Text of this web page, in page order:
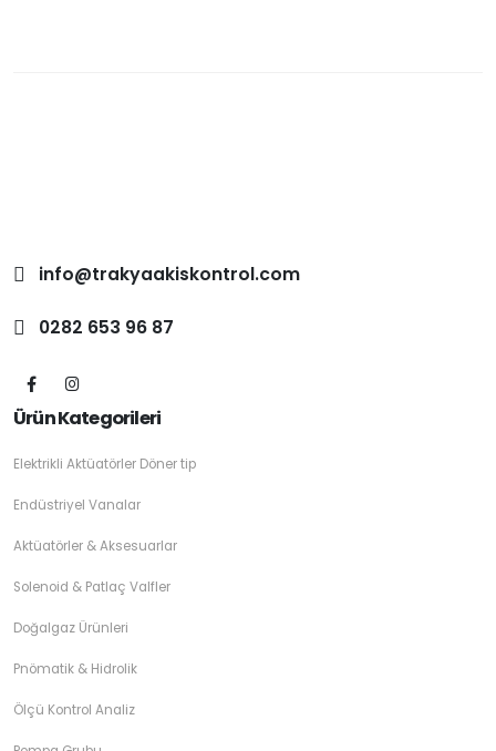
info@trakyaakiskontrol.com
0282 653 96 87
Ürün Kategorileri
Elektrikli Aktüatörler Döner tip
Endüstriyel Vanalar
Aktüatörler & Aksesuarlar
Solenoid & Patlaç Valfler
Doğalgaz Ürünleri
Pnömatik & Hidrolik
Ölçü Kontrol Analiz